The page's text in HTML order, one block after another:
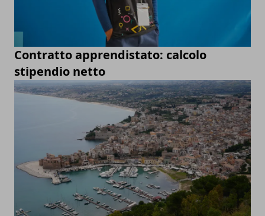
Contratto apprendistato: calcolo
stipendio netto